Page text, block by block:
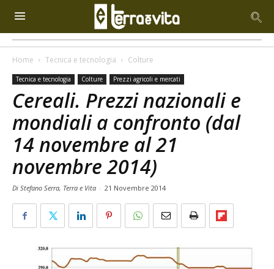
Home Tecnica e tecnologia Colture
Tecnica e tecnologia Colture Prezzi agricoli e mercati
Cereali. Prezzi nazionali e
mondiali a confronto (dal
14 novembre al 21
novembre 2014)
Di Stefano Serra, Terra e Vita - 21 Novembre 2014